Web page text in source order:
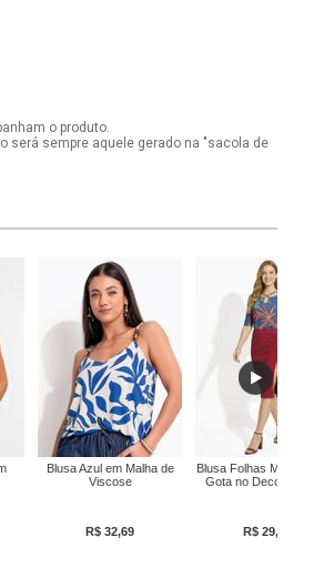
o produto.
será sempre aquele gerado na "sacola de
Blusa Azul em Malha de
Viscose
R$ 32,69
Blusa Folhas Marinho com
Gota no Decote Frente
R$ 29,99